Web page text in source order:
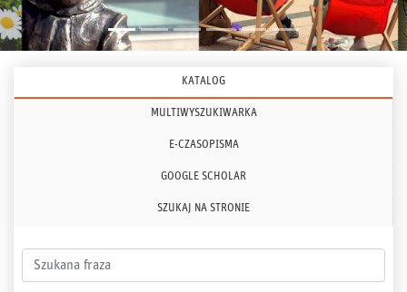
KATALOG
MULTIWYSZUKIWARKA
E-CZASOPISMA
GOOGLE SCHOLAR
SZUKAJ NA STRONIE